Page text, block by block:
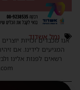
נמל אשדוד
אנו מכבדים זכויות
המגיעים לידינו. אם
רשאים לפנות אלינו